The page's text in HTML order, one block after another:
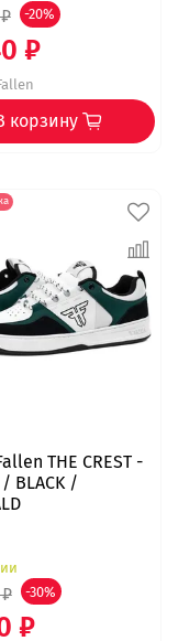
-20%
₽
корзину
THE CREST -
/ BLACK /
-30%
₽